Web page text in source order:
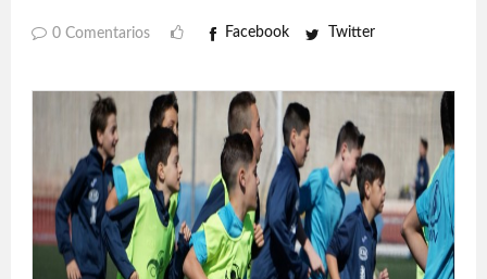
0 Comentarios Facebook Twitter